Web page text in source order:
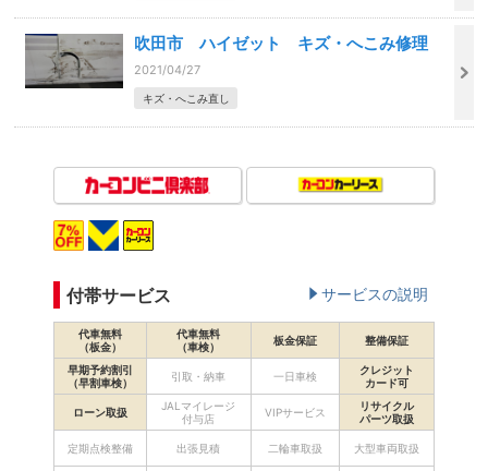
吹田市 ハイゼット キズ・へこみ修理
2021/04/27
キズ・へこみ直し
付帯サービス サービスの説明
代車無料
（板金）
代車無料
（車検）
板金保証 整備保証
早期予約割引
（早割車検）
引取・納車 一日車検
クレジット
カード可
ローン取扱
JALマイレージ
付与店
VIPサービス
リサイクル
パーツ取扱
定期点検整備 出張見積 二輪車取扱 大型車両取扱